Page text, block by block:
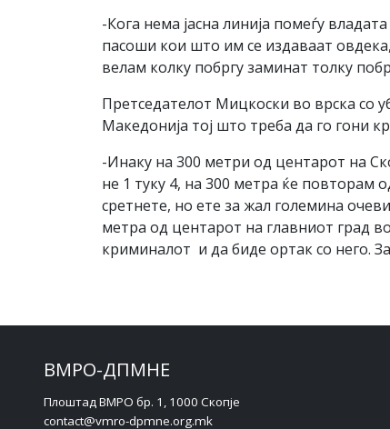
-Кога нема јасна линија помеѓу
пасоши кои што им се издаваат
велам колку побргу заминат толку
Претседателот Мицкоски во врска со
Македонија тој што треба да го гони
-Инаку на 300 метри од центарот на
не 1 туку 4, на 300 метра ќе повторам
сретнете, но ете за жал големина
метра од центарот на главниот град
криминалот и да биде ортак со него.
ВМРО-ДПМНЕ
Плоштад ВМРО бр. 1, 1000 Скопје
contact@vmro-dpmne.org.mk